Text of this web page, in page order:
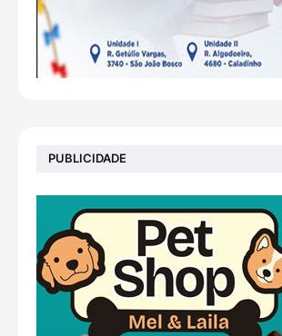
PUBLICIDADE